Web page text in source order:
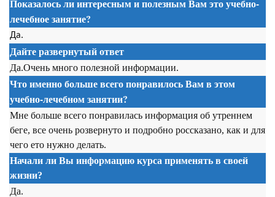
Показалось ли интересным и полезным Вам это учебно-
лечебное занятие?
Да.
Дайте развернутый ответ
Да.Очень много полезной информации.
Что именно больше всего понравилось Вам в этом
учебно-лечебном занятии?
Мне больше всего понравилась информация об утреннем
беге, все очень розвернуто и подробно россказано, как и для
чего ето нужно делать.
Начали ли Вы информацию курса применять в своей
жизни?
Да.